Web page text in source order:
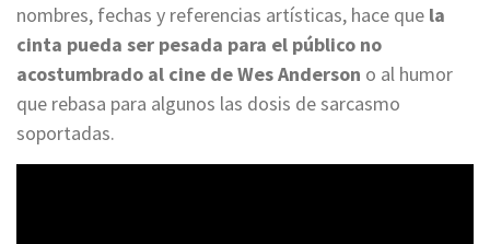
nombres, fechas y referencias artísticas, hace que la
cinta pueda ser pesada para el público no
acostumbrado al cine de Wes Anderson o al humor
que rebasa para algunos las dosis de sarcasmo
soportadas.